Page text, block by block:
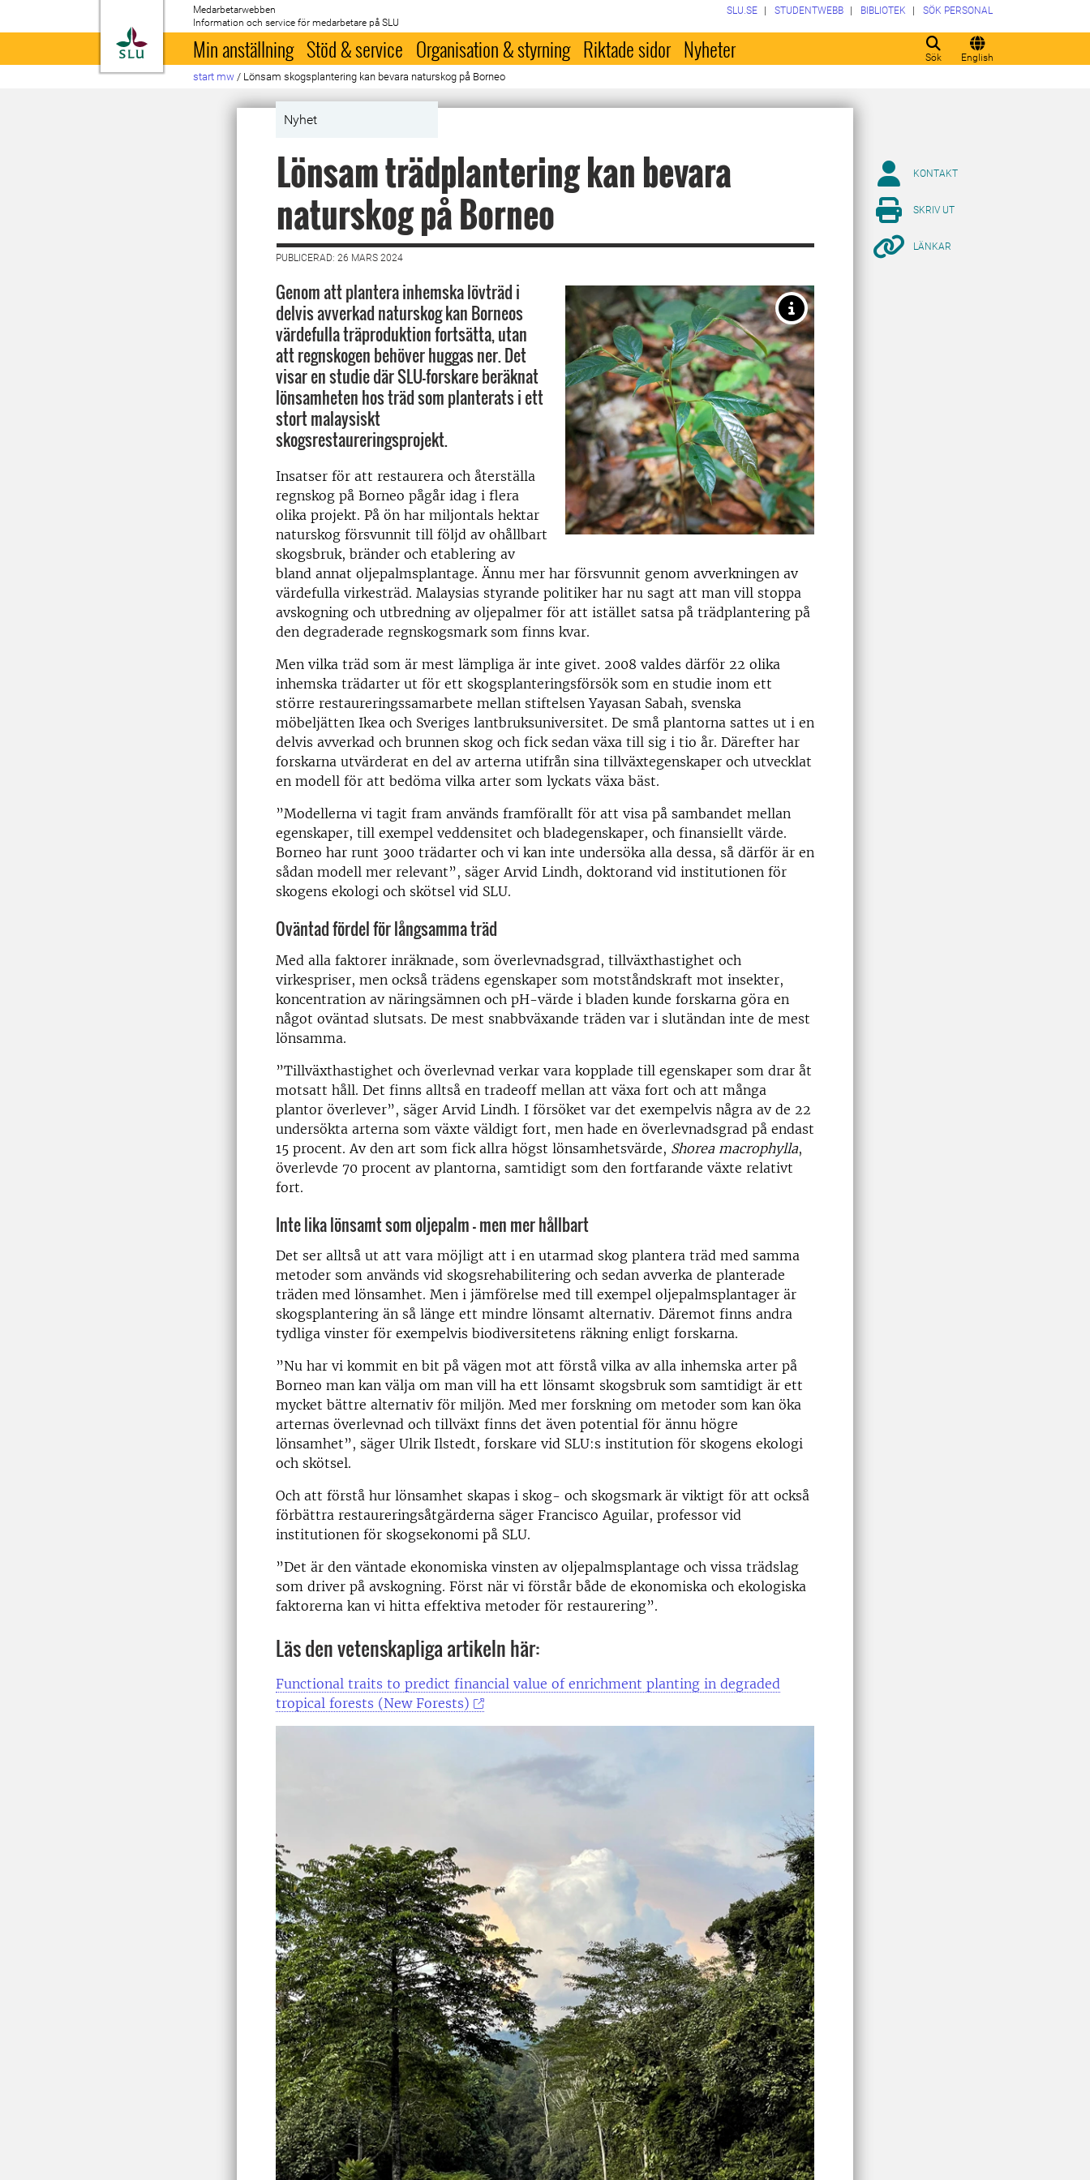
Till startsida
Medarbetarwebben
Information och service för medarbetare på SLU
Sök English
SLU.SE STUDENTWEBB BIBLIOTEK SÖK PERSONAL
Min anställning Stöd & service Organisation & styrning Riktade sidor Nyheter
start mw / Lönsam skogsplantering kan bevara naturskog på Borneo
Nyhet
Lönsam trädplantering kan bevara
naturskog på Borneo
PUBLICERAD: 26 MARS 2024
Genom att plantera inhemska lövträd i
delvis avverkad naturskog kan Borneos
värdefulla träproduktion fortsätta, utan
att regnskogen behöver huggas ner. Det
visar en studie där SLU-forskare beräknat
lönsamheten hos träd som planterats i ett
stort malaysiskt
skogsrestaureringsprojekt.
Insatser för att restaurera och återställa
regnskog på Borneo pågår idag i flera
olika projekt. På ön har miljontals hektar
naturskog försvunnit till följd av ohållbart
skogsbruk, bränder och etablering av
bland annat oljepalmsplantage. Ännu mer har försvunnit genom avverkningen av
värdefulla virkesträd. Malaysias styrande politiker har nu sagt att man vill stoppa
avskogning och utbredning av oljepalmer för att istället satsa på trädplantering på
den degraderade regnskogsmark som finns kvar.
Men vilka träd som är mest lämpliga är inte givet. 2008 valdes därför 22 olika
inhemska trädarter ut för ett skogsplanteringsförsök som en studie inom ett
större restaureringssamarbete mellan stiftelsen Yayasan Sabah, svenska
möbeljätten Ikea och Sveriges lantbruksuniversitet. De små plantorna sattes ut i en
delvis avverkad och brunnen skog och fick sedan växa till sig i tio år. Därefter har
forskarna utvärderat en del av arterna utifrån sina tillväxtegenskaper och utvecklat
en modell för att bedöma vilka arter som lyckats växa bäst.
”Modellerna vi tagit fram används framförallt för att visa på sambandet mellan
egenskaper, till exempel veddensitet och bladegenskaper, och finansiellt värde.
Borneo har runt 3000 trädarter och vi kan inte undersöka alla dessa, så därför är en
sådan modell mer relevant”, säger Arvid Lindh, doktorand vid institutionen för
skogens ekologi och skötsel vid SLU.
Oväntad fördel för långsamma träd
Med alla faktorer inräknade, som överlevnadsgrad, tillväxthastighet och
virkespriser, men också trädens egenskaper som motståndskraft mot insekter,
koncentration av näringsämnen och pH-värde i bladen kunde forskarna göra en
något oväntad slutsats. De mest snabbväxande träden var i slutändan inte de mest
lönsamma.
”Tillväxthastighet och överlevnad verkar vara kopplade till egenskaper som drar åt
motsatt håll. Det finns alltså en tradeoff mellan att växa fort och att många
plantor överlever”, säger Arvid Lindh. I försöket var det exempelvis några av de 22
undersökta arterna som växte väldigt fort, men hade en överlevnadsgrad på endast
15 procent. Av den art som fick allra högst lönsamhetsvärde, Shorea macrophylla,
överlevde 70 procent av plantorna, samtidigt som den fortfarande växte relativt
fort.
Inte lika lönsamt som oljepalm – men mer hållbart
Det ser alltså ut att vara möjligt att i en utarmad skog plantera träd med samma
metoder som används vid skogsrehabilitering och sedan avverka de planterade
träden med lönsamhet. Men i jämförelse med till exempel oljepalmsplantager är
skogsplantering än så länge ett mindre lönsamt alternativ. Däremot finns andra
tydliga vinster för exempelvis biodiversitetens räkning enligt forskarna.
”Nu har vi kommit en bit på vägen mot att förstå vilka av alla inhemska arter på
Borneo man kan välja om man vill ha ett lönsamt skogsbruk som samtidigt är ett
mycket bättre alternativ för miljön. Med mer forskning om metoder som kan öka
arternas överlevnad och tillväxt finns det även potential för ännu högre
lönsamhet”, säger Ulrik Ilstedt, forskare vid SLU:s institution för skogens ekologi
och skötsel.
Och att förstå hur lönsamhet skapas i skog- och skogsmark är viktigt för att också
förbättra restaureringsåtgärderna säger Francisco Aguilar, professor vid
institutionen för skogsekonomi på SLU.
”Det är den väntade ekonomiska vinsten av oljepalmsplantage och vissa trädslag
som driver på avskogning. Först när vi förstår både de ekonomiska och ekologiska
faktorerna kan vi hitta effektiva metoder för restaurering”.
Läs den vetenskapliga artikeln här:
Functional traits to predict financial value of enrichment planting in degraded
tropical forests (New Forests)
KONTAKT
SKRIV UT
LÄNKAR